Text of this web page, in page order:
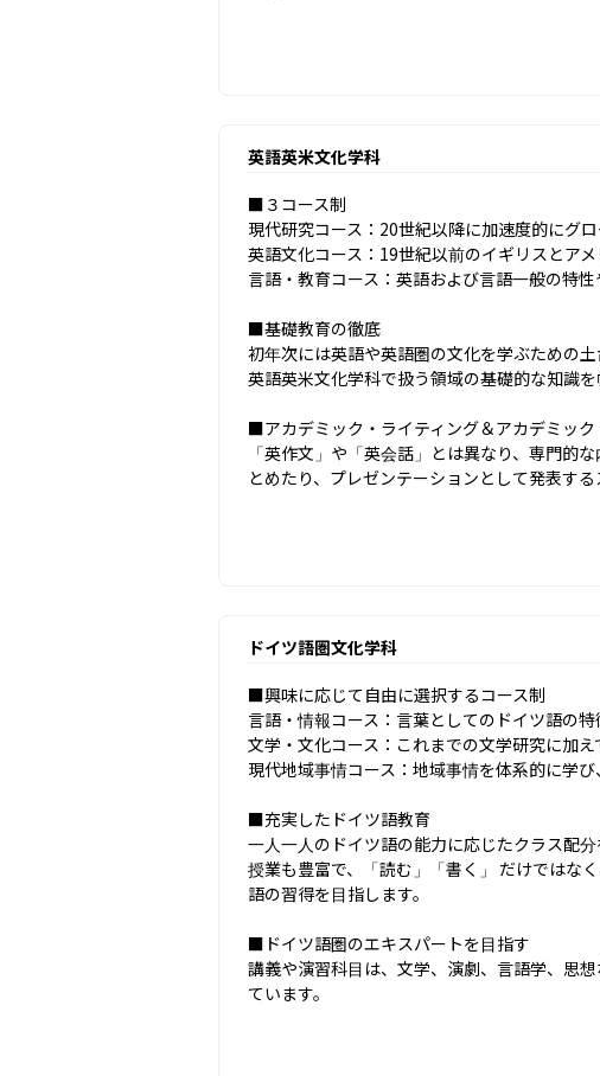
英語英米文化学科
■３コース制
現代研究コース：20世紀以降に加速度的にグ
英語文化コース：19世紀以前のイギリスとア
言語・教育コース：英語および言語一般の特
■基礎教育の徹底
初年次には英語や英語圏の文化を学ぶための
英語英米文化学科で扱う領域の基礎的な知識を
■アカデミック・ライティング＆アカデミッ
「英作文」や「英会話」とは異なり、専門的
とめたり、プレゼンテーションとして発表する
ドイツ語圏文化学科
■興味に応じて自由に選択するコース制
言語・情報コース：言葉としてのドイツ語の
文学・文化コース：これまでの文学研究に加
現代地域事情コース：地域事情を体系的に学
■充実したドイツ語教育
一人一人のドイツ語の能力に応じたクラス配
授業も豊富で、「読む」「書く」 だけではな
語の習得を目指します。
■ドイツ語圏のエキスパートを目指す
講義や演習科目は、文学、演劇、言語学、思
ています。